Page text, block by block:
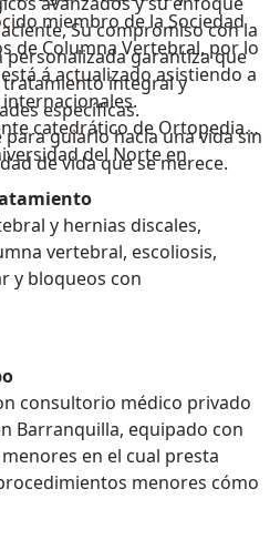
Su compromiso con la
personalizada garantiza que
integral y
específicas.
para guiarlo hacia una vida sin
de vida que se merece.
miembro de la Sociedad
de Columna Vertebral, por lo
á actualizado asistiendo a
catedrático de Ortopedia y
del Norte en
y hernias discales,
vertebral, escoliosis,
y bloqueos con
consultorio médico privado
Barranquilla, equipado con
en el cual presta
menores cómo